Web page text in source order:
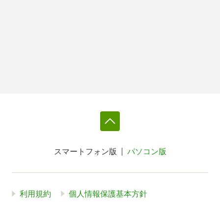
スマートフォン版 パソコン版
利用規約 個人情報保護基本方針